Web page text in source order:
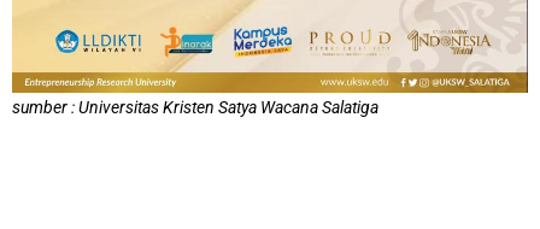
sumber : Universitas Kristen Satya Wacana Salatiga